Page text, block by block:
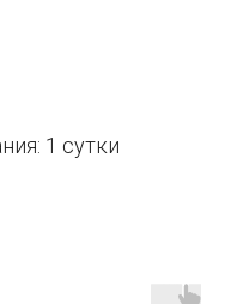
1 сутки